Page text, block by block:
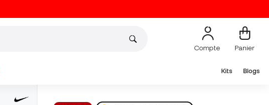
Compte Panier
Kits Blogs